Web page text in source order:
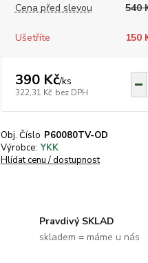
Cena před slevou
540
Ušetříte 150
390 Kč/ks
322,31 Kč bez DPH
Obj. Číslo P60080TV-OD
Výrobce: YKK
Hlídat cenu / dostupnost
Pravdivý SKLAD
skladem = máme u nás